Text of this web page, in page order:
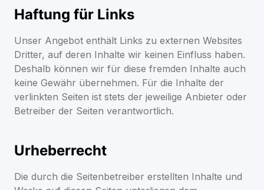
Haftung für Links
Unser Angebot enthält Links zu externen Websites
Dritter, auf deren Inhalte wir keinen Einfluss haben.
Deshalb können wir für diese fremden Inhalte auch
keine Gewähr übernehmen. Für die Inhalte der
verlinkten Seiten ist stets der jeweilige Anbieter oder
Betreiber der Seiten verantwortlich.
Urheberrecht
Die durch die Seitenbetreiber erstellten Inhalte und